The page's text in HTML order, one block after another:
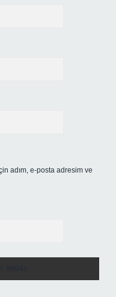
adım, e-posta adresim ve